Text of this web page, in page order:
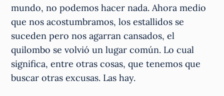
mundo, no podemos hacer nada. Ahora medio
que nos acostumbramos, los estallidos se
suceden pero nos agarran cansados, el
quilombo se volvió un lugar común. Lo cual
significa, entre otras cosas, que tenemos que
buscar otras excusas. Las hay.